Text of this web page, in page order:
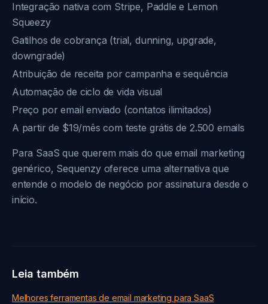
Integração nativa com Stripe, Paddle e Lemon
Squeezy
Gatilhos de cobrança (trial, dunning, upgrade,
downgrade)
Atribuição de receita por campanha e sequência
Automação de ciclo de vida visual
Preço por email enviado (contatos ilimitados)
A partir de $19/mês com teste grátis de 2.500 emails
Para SaaS que querem mais do que email marketing
genérico, Sequenzy oferece uma alternativa que
entende o modelo de negócio por assinatura desde o
início.
Leia também
Melhores ferramentas de email marketing para SaaS